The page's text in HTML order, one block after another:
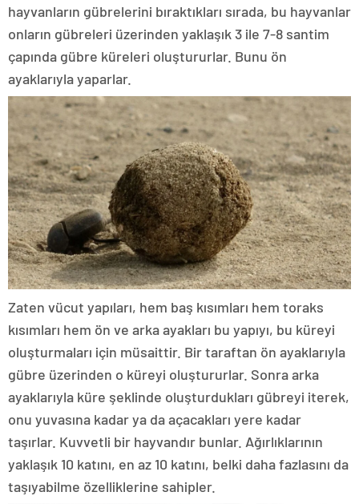
hayvanların gübrelerini bıraktıkları sırada, bu hayvanlar
onların gübreleri üzerinden yaklaşık 3 ile 7-8 santim
çapında gübre küreleri oluştururlar. Bunu ön
ayaklarıyla yaparlar.
Zaten vücut yapıları, hem baş kısımları hem toraks
kısımları hem ön ve arka ayakları bu yapıyı, bu küreyi
oluşturmaları için müsaittir. Bir taraftan ön ayaklarıyla
gübre üzerinden o küreyi oluştururlar. Sonra arka
ayaklarıyla küre şeklinde oluşturdukları gübreyi iterek,
onu yuvasına kadar ya da açacakları yere kadar
taşırlar. Kuvvetli bir hayvandır bunlar. Ağırlıklarının
yaklaşık 10 katını, en az 10 katını, belki daha fazlasını da
taşıyabilme özelliklerine sahipler.